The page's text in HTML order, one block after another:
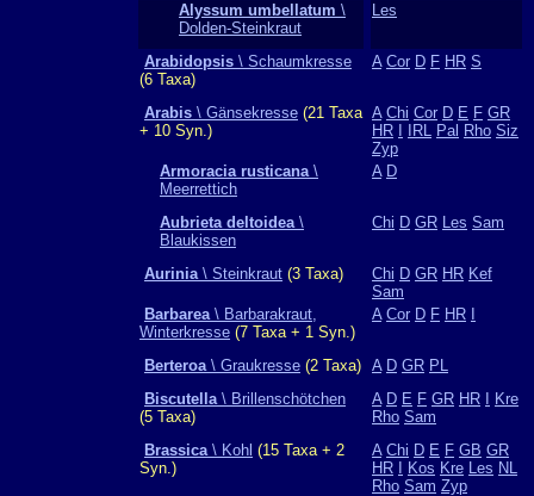
Alyssum umbellatum \
Dolden-Steinkraut
Les
Arabidopsis \ Schaumkresse
(6 Taxa)
A Cor D F HR S
Arabis \ Gänsekresse (21 Taxa
+ 10 Syn.)
A Chi Cor D E F GR
HR
IRL Pal Rho Siz
Zyp
Armoracia rusticana\
Meerrettich
A D
Aubrieta deltoidea\
Blaukissen
Chi D GR Les Sam
Aurinia\ Steinkraut (3 Taxa) Chi D GR HR Kef
Sam
Barbarea\ Barbarakraut,
Winterkresse (7 Taxa + 1 Syn.)
A Cor D F HR
Berteroa\ Graukresse (2 Taxa) A D GR PL
Biscutella\ Brillenschötchen
(5 Taxa)
A D E F GR HR
Kre
Rho Sam
Brassica\ Kohl (15 Taxa + 2
Syn.)
A Chi D E F GB GR
HR
Kos Kre Les NL
Rho Sam Zyp